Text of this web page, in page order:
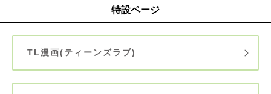
特設ページ
TL漫画(ティーンズラブ)